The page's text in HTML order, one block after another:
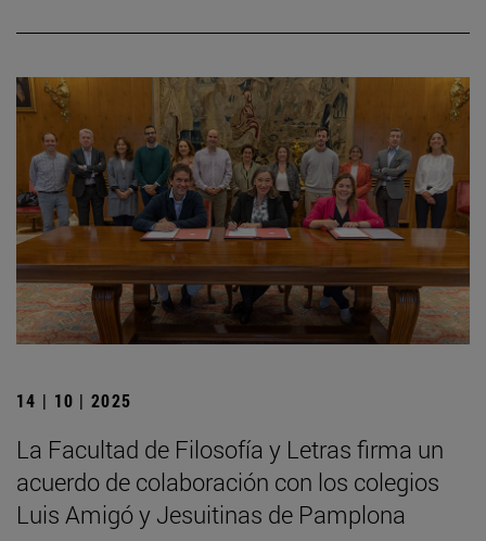
14 | 10 | 2025
La Facultad de Filosofía y Letras firma un
acuerdo de colaboración con los colegios
Luis Amigó y Jesuitinas de Pamplona